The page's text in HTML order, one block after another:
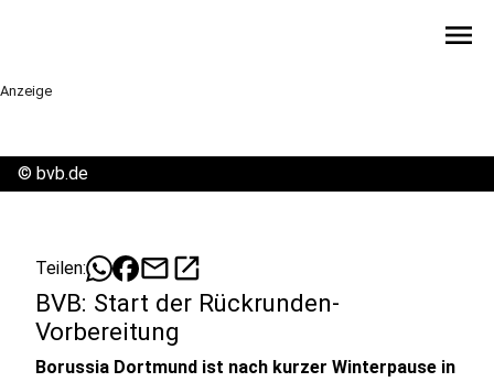
menu
Anzeige
© bvb.de
Teilen: mailopen_in_new
BVB: Start der Rückrunden-
Vorbereitung
Borussia Dortmund ist nach kurzer Winterpause in